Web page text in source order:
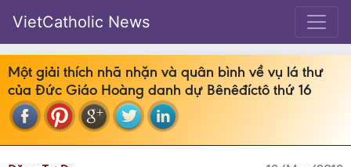
VietCatholic News
Một giải thích nhã nhặn và quân bình về vụ lá thư
của Đức Giáo Hoàng danh dự Bênêđíctô thứ 16